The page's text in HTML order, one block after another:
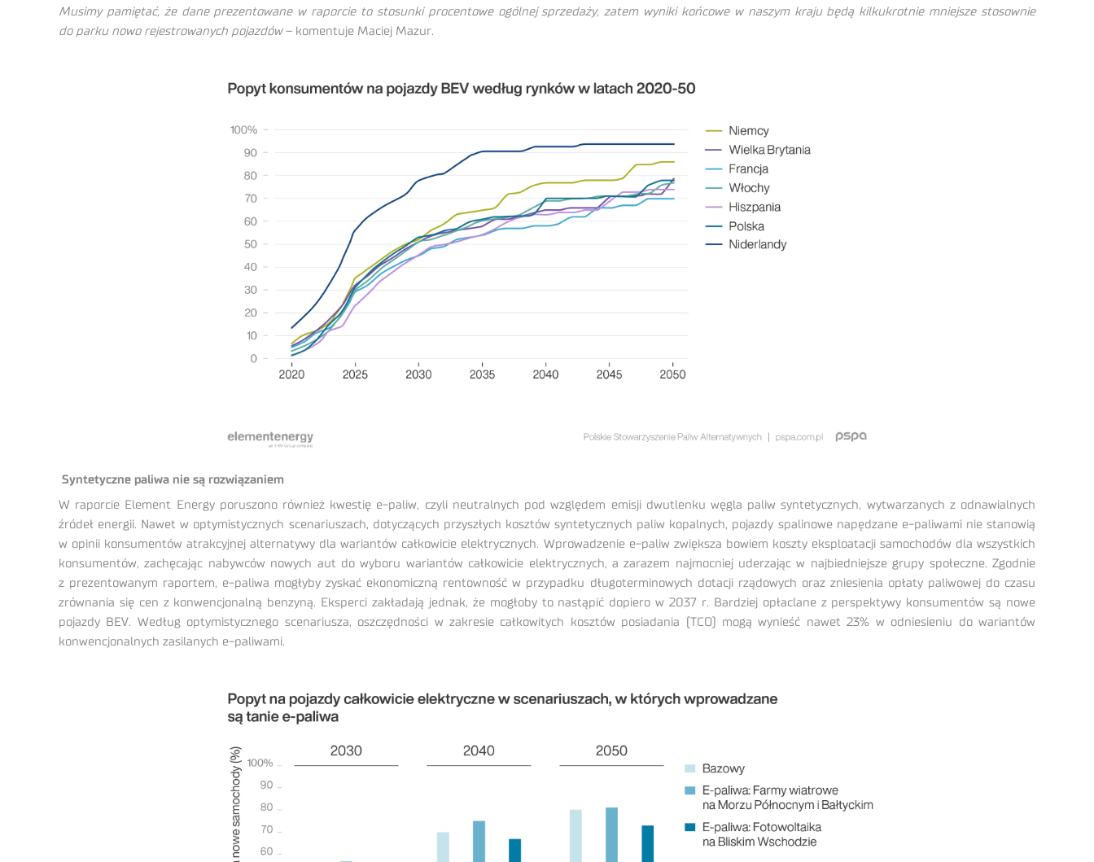
Musimy pamiętać, że dane prezentowane w raporcie to stosunki procentowe ogólnej sprzedaży, zatem wyniki końcowe w naszym kraju będą kilkukrotnie mniejsze stosownie
do parku nowo rejestrowanych pojazdów– komentuje Maciej Mazur.
Syntetyczne paliwa nie są rozwiązaniem
W raporcie Element Energy poruszono również kwestię e-paliw, czyli neutralnych pod względem emisji dwutlenku węgla paliw syntetycznych, wytwarzanych z odnawialnych
źródeł energii. Nawet w optymistycznych scenariuszach, dotyczących przyszłych kosztów syntetycznych paliw kopalnych, pojazdy spalinowe napędzane e-paliwami nie stanowią
w opinii konsumentów atrakcyjnej alternatywy dla wariantów całkowicie elektrycznych. Wprowadzenie e-paliw zwiększa bowiem koszty eksploatacji samochodów dla wszystkich
konsumentów, zachęcając nabywców nowych aut do wyboru wariantów całkowicie elektrycznych, a zarazem najmocniej uderzając w najbiedniejsze grupy społeczne. Zgodnie
z prezentowanym raportem, e-paliwa mogłyby zyskać ekonomiczną rentowność w przypadku długoterminowych dotacji rządowych oraz zniesienia opłaty paliwowej do czasu
zrównania się cen z konwencjonalną benzyną. Eksperci zakładają jednak, że mogłoby to nastąpić dopiero w 2037 r. Bardziej opłaclane z perspektywy konsumentów są nowe
pojazdy BEV. Według optymistycznego scenariusza, oszczędności w zakresie całkowitych kosztów posiadania (TCO) mogą wynieść nawet 23% w odniesieniu do wariantów
konwencjonalnych zasilanych e-paliwami.